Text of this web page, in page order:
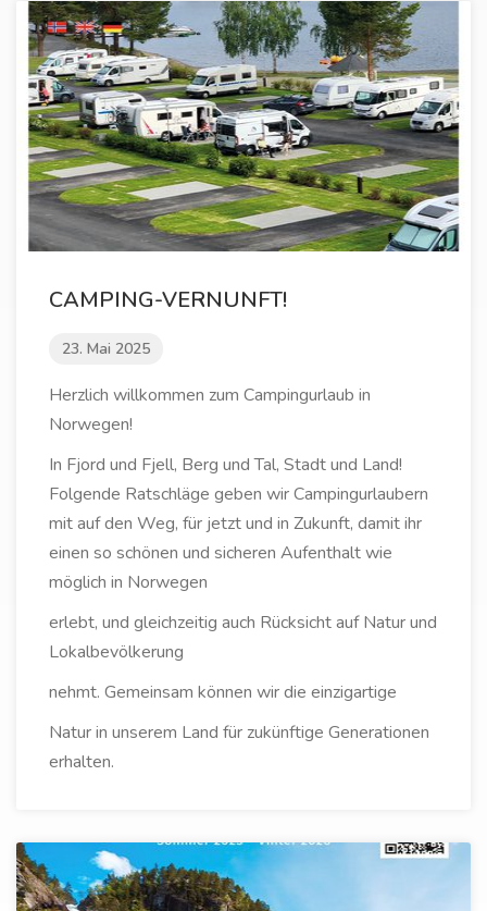
CAMPING-VERNUNFT!
23. Mai 2025
Herzlich willkommen zum Campingurlaub in
Norwegen!
In Fjord und Fjell, Berg und Tal, Stadt und Land!
Folgende Ratschläge geben wir Campingurlaubern
mit auf den Weg, für jetzt und in Zukunft, damit ihr
einen so schönen und sicheren Aufenthalt wie
möglich in Norwegen
erlebt, und gleichzeitig auch Rücksicht auf Natur und
Lokalbevölkerung
nehmt. Gemeinsam können wir die einzigartige
Natur in unserem Land für zukünftige Generationen
erhalten.